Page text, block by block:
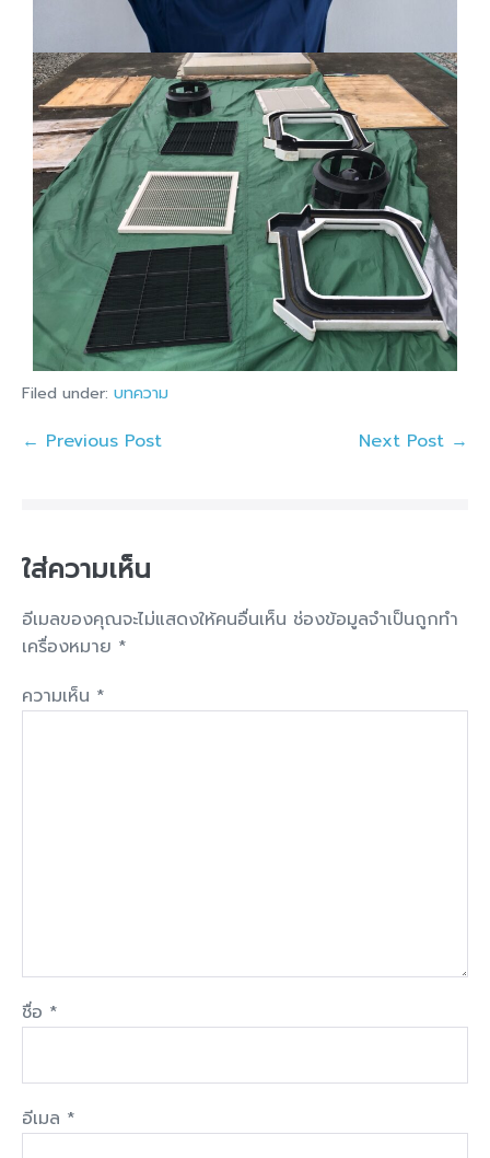
Filed under: บทความ
← Previous Post Next Post →
ใส่ความเห็น
อีเมลของคุณจะไม่แสดงให้คนอื่นเห็น ช่องข้อมูลจำเป็นถูกทำ
เครื่องหมาย *
ความเห็น *
ชื่อ *
อีเมล *